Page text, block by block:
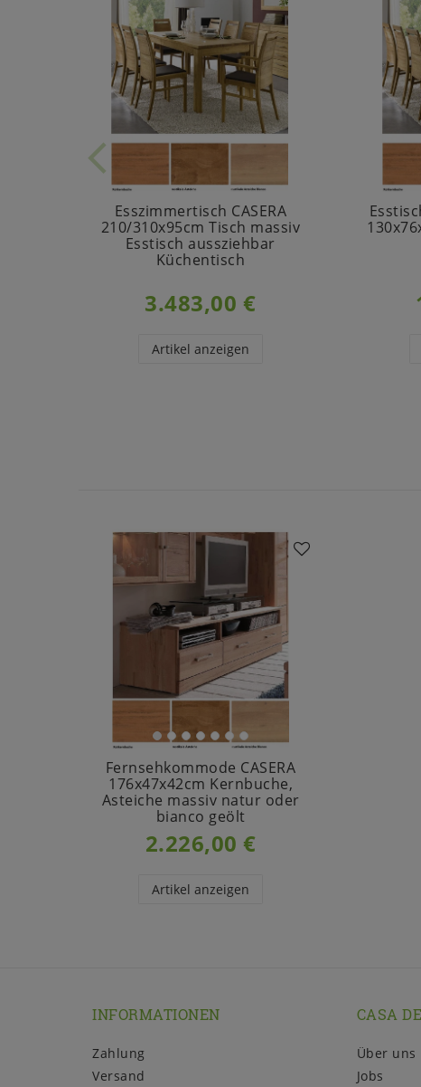
Esszimmertisch CASERA
210/310x95cm Tisch massiv
Esstisch aussziehbar
Küchentisch
3.483,00 €
Artikel anzeigen
Fernsehkommode CASERA
176x47x42cm Kernbuche,
Asteiche massiv natur oder
bianco geölt
2.226,00 €
Artikel anzeigen
INFORMATIONEN
Zahlung
Versand
CASA
Über uns
Jobs